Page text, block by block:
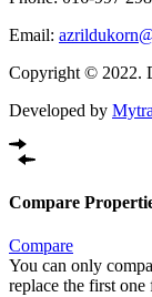
Email:
Copyright © 2022.
Developed by
Compare
Compare
You can only
replace the first